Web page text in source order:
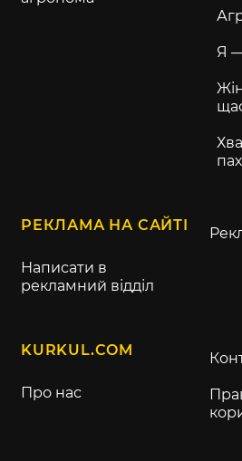
Я
РЕКЛАМА НА САЙТІ
Написати в
рекламний відділ
KURKUL.COM
Про нас